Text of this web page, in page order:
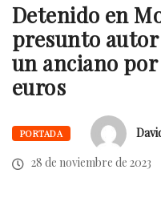
Detenido en
presunto autor
un anciano por
euros
PORTADA
28 de noviembre de 2023